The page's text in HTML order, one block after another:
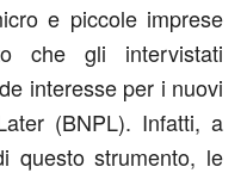
e piccole imprese
che gli intervistati
interesse per i nuovi
(BNPL). Infatti, a
questo strumento, le